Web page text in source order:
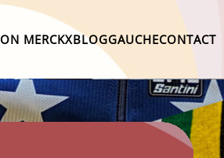
MERCKXBLOGGAUCHECONTACT